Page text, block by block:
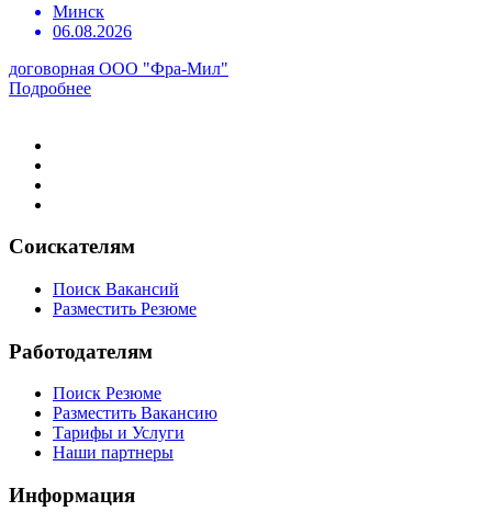
Минск
06.08.2026
договорная ООО "Фра-Мил"
Подробнее
Соискателям
Поиск Вакансий
Разместить Резюме
Работодателям
Поиск Резюме
Разместить Вакансию
Тарифы и Услуги
Наши партнеры
Информация